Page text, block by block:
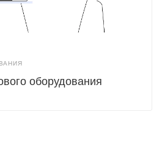
оборудования